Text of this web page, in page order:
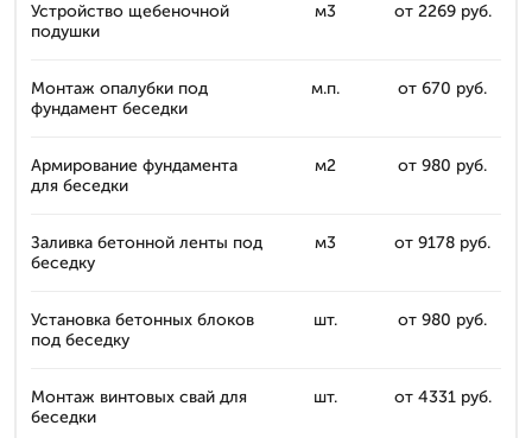
Устройство щебеночной
подушки
м3 от 2269 руб.
Монтаж опалубки под
фундамент беседки
м.п. от 670 руб.
Армирование фундамента
для беседки
м2 от 980 руб.
Заливка бетонной ленты под
беседку
м3 от 9178 руб.
Установка бетонных блоков
под беседку
шт. от 980 руб.
Монтаж винтовых свай для
беседки
шт. от 4331 руб.